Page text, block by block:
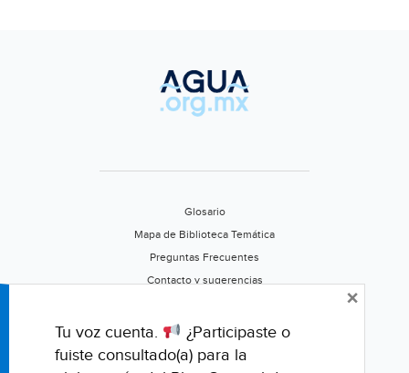
Glosario
Mapa de Biblioteca Temática
Preguntas Frecuentes
Contacto y sugerencias
Califica este portal
Tu voz cuenta.
¿Participaste o
fuiste consultado(a) para la
×